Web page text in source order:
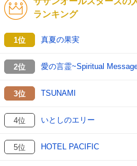
ランキング
1位 真夏の果実
2位 愛の言霊~Spiritual
3位 TSUNAMI
4位 いとしのエリー
5位 HOTEL PACIFIC